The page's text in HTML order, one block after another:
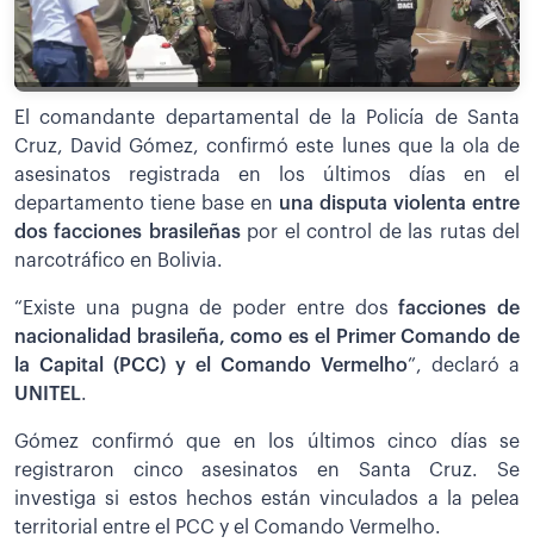
El comandante departamental de la Policía de Santa
Cruz, David Gómez, confirmó este lunes que la ola de
asesinatos registrada en los últimos días en el
departamento tiene base en una disputa violenta entre
dos facciones brasileñas por el control de las rutas del
narcotráfico en Bolivia.
“Existe una pugna de poder entre dos facciones de
nacionalidad brasileña, como es el Primer Comando de
la Capital (PCC) y el Comando Vermelho”, declaró a
UNITEL.
Gómez confirmó que en los últimos cinco días se
registraron cinco asesinatos en Santa Cruz. Se
investiga si estos hechos están vinculados a la pelea
territorial entre el PCC y el Comando Vermelho.